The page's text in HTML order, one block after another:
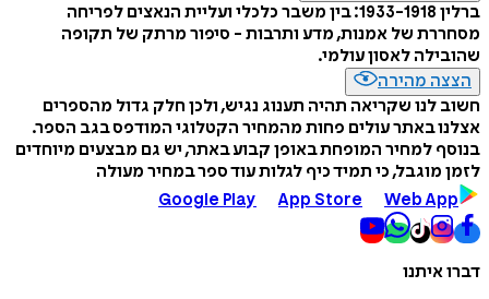
ברלין 1933-1918: בין משבר כלכלי ועליית הנאצים לפריחה
מסחררת של אמנות, מדע ותרבות - סיפור מרתק של תקופה
שהובילה לאסון עולמי.
הצצה מהירה
חשוב לנו שקריאה תהיה תענוג נגיש, ולכן חלק גדול מהספרים
אצלנו באתר עולים פחות מהמחיר הקטלוגי המודפס בגב הספר.
בנוסף למחיר המופחת באופן קבוע באתר, יש גם מבצעים מיוחדים
לזמן מוגבל, כי תמיד כיף לגלות עוד ספר במחיר מעולה
Google Play
App Store Web App
דברו איתנו